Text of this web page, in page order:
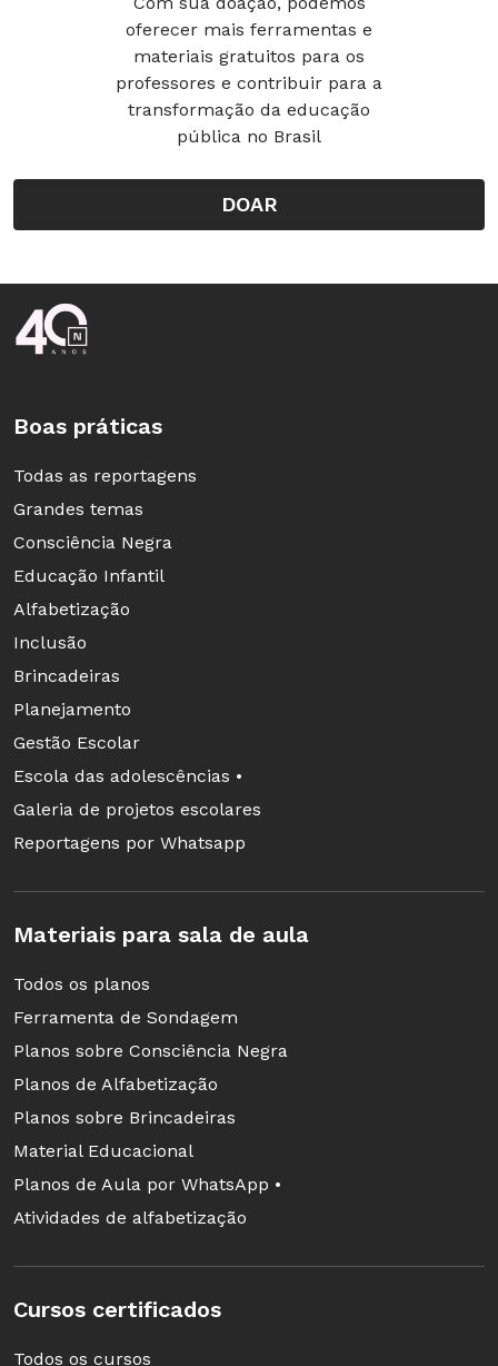
oferecer mais ferramentas e
materiais gratuitos para os
professores e contribuir para a
transformação da educação
pública no Brasil
DOAR
Rodapé da Nova Escola
Boas práticas
Todas as reportagens
Grandes temas
Consciência Negra
Educação Infantil
Alfabetização
Inclusão
Brincadeiras
Planejamento
Gestão Escolar
Escola das adolescências •
Galeria de projetos escolares
Reportagens por Whatsapp
Materiais para sala de aula
Todos os planos
Ferramenta de Sondagem
Planos sobre Consciência Negra
Planos de Alfabetização
Planos sobre Brincadeiras
Material Educacional
Planos de Aula por WhatsApp •
Atividades de alfabetização
Cursos certificados
Todos os cursos